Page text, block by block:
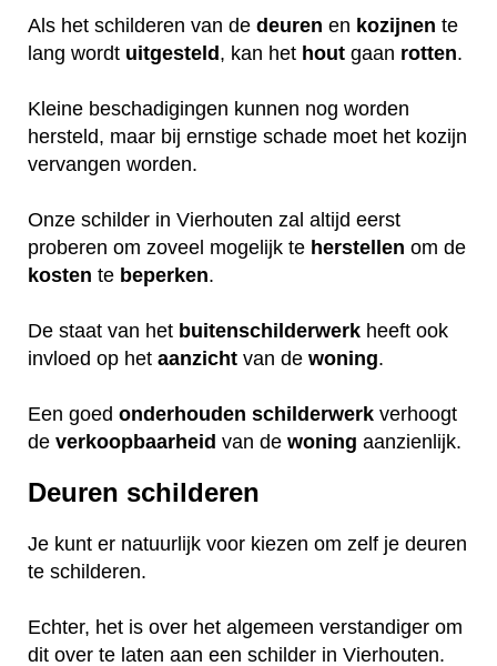
Als het schilderen van de deuren en kozijnen te
lang wordt uitgesteld, kan het hout gaan rotten.
Kleine beschadigingen kunnen nog worden
hersteld, maar bij ernstige schade moet het kozijn
vervangen worden.
Onze schilder in Vierhouten zal altijd eerst
proberen om zoveel mogelijk te herstellen om de
kosten te beperken.
De staat van het buitenschilderwerk heeft ook
invloed op het aanzicht van de woning.
Een goed onderhouden schilderwerk verhoogt
de verkoopbaarheid van de woning aanzienlijk.
Deuren schilderen
Je kunt er natuurlijk voor kiezen om zelf je deuren
te schilderen.
Echter, het is over het algemeen verstandiger om
dit over te laten aan een schilder in Vierhouten.